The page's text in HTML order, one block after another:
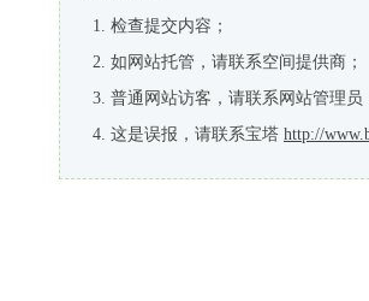
检查提交内容；
如网站托管，请联系空间提供商；
普通网站访客，请联系网站管理员
这是误报，请联系宝塔 http://